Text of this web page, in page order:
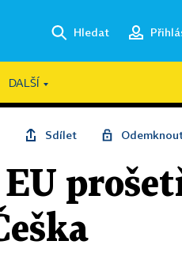
Hledat
DALŠÍ
Sdílet